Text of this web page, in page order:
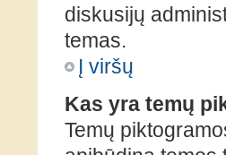
diskusijų
temas.
Į viršų
Kas yra temų
Temų